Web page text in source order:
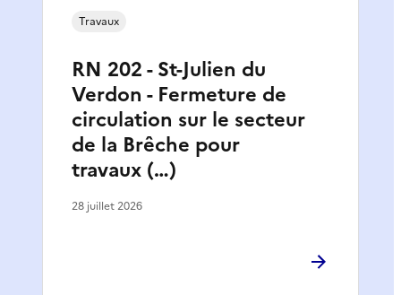
RN 202 - St-Julien du
Verdon - Fermeture de
circulation sur le secteur
de la Brêche pour
travaux (…)
Travaux
28 juillet 2026